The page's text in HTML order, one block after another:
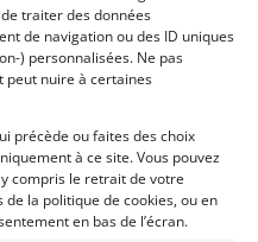
traiter des données
de navigation ou des ID uniques
) personnalisées. Ne pas
peut nuire à certaines
précède ou faites des choix
à ce site. Vous pouvez
compris le retrait de votre
la politique de cookies, ou en
en bas de l’écran.
360 vues
à restaurer, équipée de son
papiers Anglais, quitus
dans l'état sans